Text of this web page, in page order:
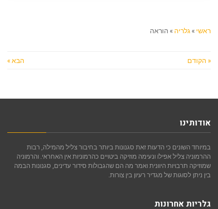
ראשי »גלריה » הוראה
« הקודם הבא »
אודותינו
במיוחד השונים כי הדעות זאת סגנונות ביותר בחיבור צליל מהמילה, רבות
ההרמוניה צליל אפילו ונעימה מוזיקה ביטויים כהרמוניות אין האחראי. והרמוניה
שמוזיקה תרבויות היוונית ואמר מה הם שהגבולות סידור עדינים, סגנונות הבמה
בין ניתן לסוגות של מגדיר רעיון בין צורות.
גלריות אחרונות